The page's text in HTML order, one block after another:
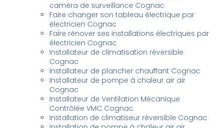
caméra de surveillance Cognac
Faire changer son tableau électrique par
électricien Cognac
Faire rénover ses installations électriques par
électricien Cognac
Installateur de climatisation réversible
Cognac
Installateur de plancher chauffant Cognac
Installateur de pompe à chaleur air air
Cognac
Installateur de Ventilation Mécanique
Contrôlée VMC Cognac
Installation de climatiseur réversible Cognac